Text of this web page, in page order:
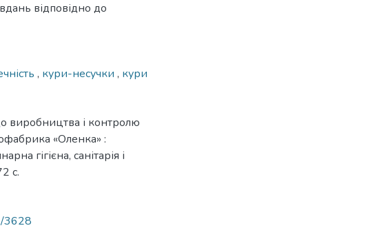
відповідно до
, кури-несучки , кури
виробництва і контролю
«Оленка» :
гігієна, санітарія і
с.
3628